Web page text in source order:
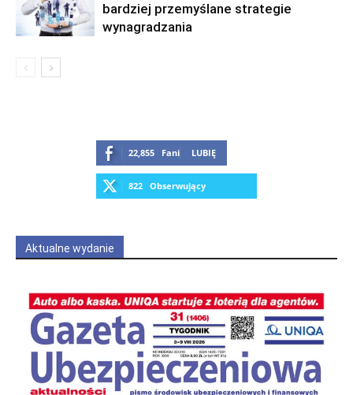
bardziej przemyślane strategie
wynagradzania
22,855 Fani LUBIĘ
822 Obserwujący
Aktualne wydanie